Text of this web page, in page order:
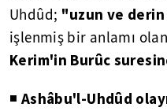
Uhdûd; "uzun ve
işlenmiş bir anlamı
Kerim'in Burûc
◾ Ashâbu'l-Uhdûd